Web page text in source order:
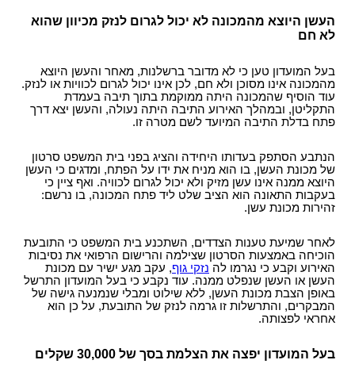
העשן היוצא מהמכונה לא יכול לגרום לנזק מכיוון שהוא
לא חם
בעל המועדון טען כי לא מדובר ברשלנות, מאחר והעשן היוצא
מהמכונה אינו מסוכן ולא חם, לכן אינו יכול לגרום לכוויות או לנזק.
עוד הוסיף שהמכונה היתה ממוקמת בתוך תיבה בעמדת
התקליטן, ובמהלך האירוע התיבה היתה נעולה, והעשן יצא דרך
פתח בדלת התיבה המיועד לשם מטרה זו.
הנתבע הסתפק בעדותו היחידה והציג בפני בית המשפט סרטון
של מכונת העשן, בו הוא מניח את ידו על הפתח, ומדגים כי העשן
היוצא ממנה אינו עשן מזיק ולא יכול לגרום לכוויה. ואף ציין כי
בעקבות התאונה הוא הציב שלט ליד פתח המכונה, בו נרשם:
זהירות מכונת עשן.
לאחר שמיעת טענות הצדדים, השתכנע בית המשפט כי התובעת
הוכיחה באמצעות הסרטון שצילמה והרישום הרפואי את נסיבות
האירוע וקבע כי נגרמו לה נזקי גוף, עקב מגע ישיר עם מכונת
העשן או העשן שנפלט ממנה. עוד נקבע כי בעל המועדון התרשל
באופן הצבת מכונת העשן, ללא שילוט ומבלי שנמנעה גישה של
המבקרים, והתרשלות זו גרמה לנזק של התובעת, על כן הוא
אחראי לפצותה.
בעל המועדון יפצה את הצלמת בסך של 30,000 שקלים